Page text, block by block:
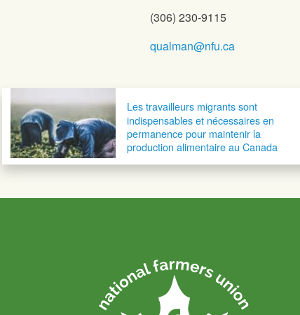
(306) 230-9115
qualman@nfu.ca
Navigation postale
Les travailleurs migrants sont
indispensables et nécessaires en
permanence pour maintenir la
production alimentaire au Canada